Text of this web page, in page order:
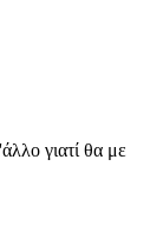
γιατί θα με